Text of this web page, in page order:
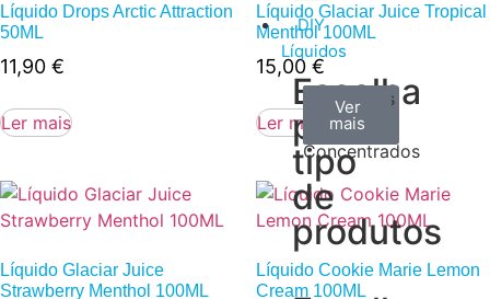
DIY
Líquidos
Escolha
por
tipo
de
produtos
Aromas
Concentrados
Ver
todos
Bases
Ver
mais
Accesorios
Ver
mais
Líquido Drops Arctic Attraction
50ML
11,90 €
Ler mais
Líquido Glaciar Juice Tropical
Menthol 100ML
15,00 €
Ler mais
Líquido Glaciar Juice
Strawberry Menthol 100ML
Líquido Cookie Marie Lemon
Cream 100ML